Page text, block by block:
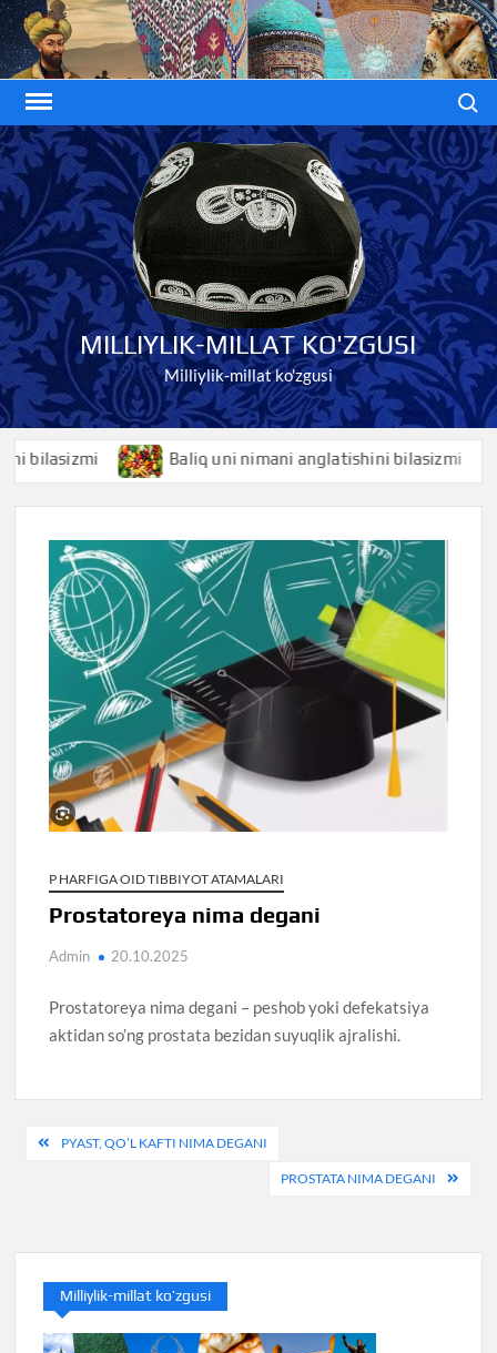
Skip
to
content
MILLIYLIK-MILLAT KO'ZGUSI
Milliylik-millat ko'zgusi
Baliq uni nimani anglatishini bilasizmi
P HARFIGA OID TIBBIYOT ATAMALARI
Prostatoreya nima degani
Admin 20.10.2025
Prostatoreya nima degani – peshob yoki defekatsiya
aktidan so’ng prostata bezidan suyuqlik ajralishi.
PostPYAST, QO’L KAFTI NIMA DEGANI
PROSTATA NIMA DEGANI
Milliylik-millat ko’zgusi